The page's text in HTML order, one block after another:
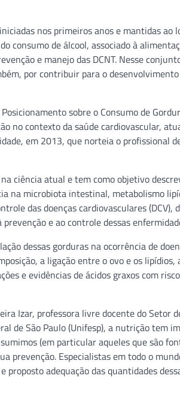
nos primeiros anos e mantidas ao
consumo de álcool, associado à
e manejo das DCNT. Nesse
por contribuir para o
sobre o Consumo de
no contexto da saúde cardiovascular,
em 2013, que norteia o profissional
ciência atual e tem como objetivo
na microbiota intestinal, metabolismo
das doenças cardiovasculares (DCV),
e ao controle dessas
dessas gorduras na ocorrência de
a ligação entre o ovo e os lipídios,
e evidências de ácidos graxos com
Izar, professora livre docente do Setor
de São Paulo (Unifesp), a nutrição tem
(em particular aqueles que são
prevenção. Especialistas em todo o
proposto adequação das quantidades